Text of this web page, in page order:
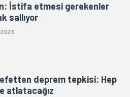
İstifa etmesi gerekenler
sallıyor
deprem tepkisi: Hep
atlatacağız